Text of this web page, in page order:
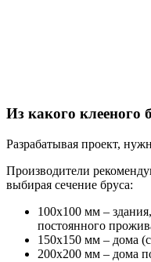
Из какого клееного
Разрабатывая проект,
Производители
выбирая сечение бруса:
100х100 мм –
постоянного
150х150 мм – дома
200х200 мм – дома